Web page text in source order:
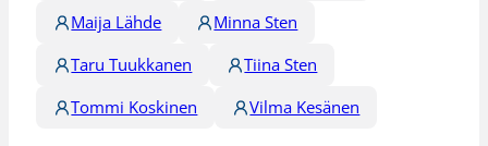
Maija Lähde
Minna Sten
Taru Tuukkanen
Tiina Sten
Tommi Koskinen
Vilma Kesänen